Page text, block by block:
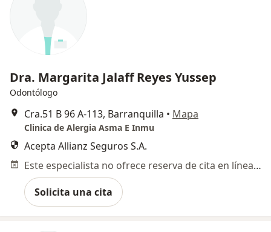
Dra. Margarita Jalaff Reyes Yussep
Odontólogo
Cra.51 B 96 A-113, Barranquilla • Mapa
Clinica de Alergia Asma E Inmu
Acepta Allianz Seguros S.A.
Este especialista no ofrece reserva de cita en línea en esta dirección.
Solicita una cita